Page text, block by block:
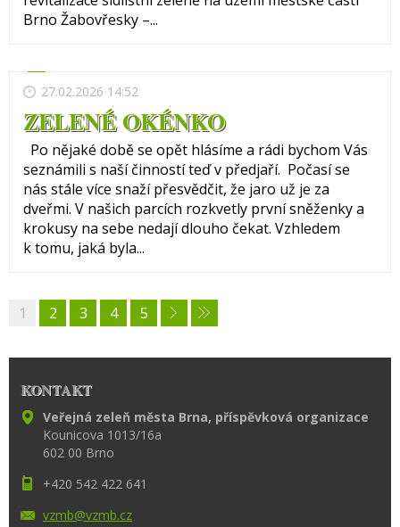
Brno Žabovřesky –...
27.02.2026 14:52
ZELENÉ OKÉNKO
Po nějaké době se opět hlásíme a rádi bychom Vás
seznámili s naší činností teď v předjaří. Počasí se
nás stále více snaží přesvědčit, že jaro už je za
dveřmi. V našich parcích rozkvetly první sněženky a
krokusy na sebe nedají dlouho čekat. Vzhledem
k tomu, jaká byla...
1 2 3 4 5
KONTAKT
Veřejná zeleň města Brna, příspěvková organizace
Kounicova 1013/16a
602 00 Brno
+420 542 422 641
vzmb@vzmb.cz